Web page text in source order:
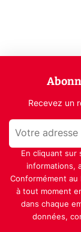
Recevez un
En cliquant sur
informations,
Conformément au
à tout moment
dans chaque
données,